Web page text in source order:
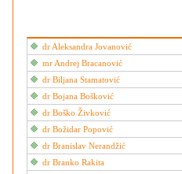
dr Aleksandra Jovanović
mr Andrej Bracanović
dr Biljana Stamatović
dr Bojana Bošković
dr Boško Živković
dr Božidar Popović
dr Branislav Nerandžić
dr Branko Rakita